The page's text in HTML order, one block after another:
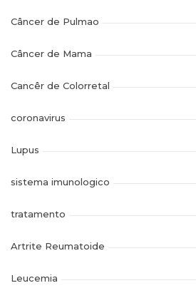
Câncer de Pulmao
Câncer de Mama
Cancêr de Colorretal
coronavirus
Lupus
sistema imunologico
tratamento
Artrite Reumatoide
Leucemia